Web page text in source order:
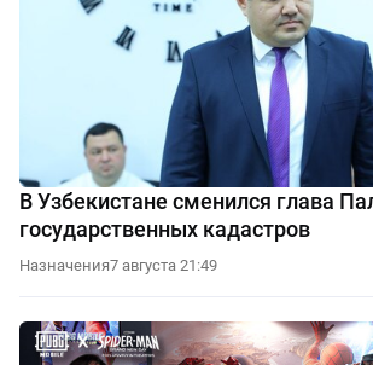
В Узбекистане сменился глава
государственных кадастров
Назначения7 августа 21:49